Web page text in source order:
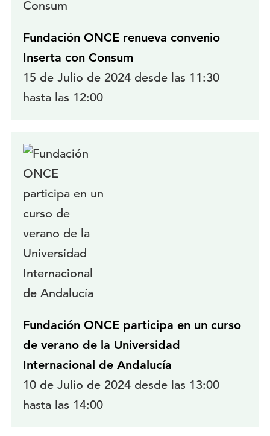
Fundación ONCE renueva convenio
Inserta con Consum
15 de Julio de 2024 desde las 11:30
hasta las 12:00
Fundación ONCE participa en un curso
de verano de la Universidad
Internacional de Andalucía
10 de Julio de 2024 desde las 13:00
hasta las 14:00